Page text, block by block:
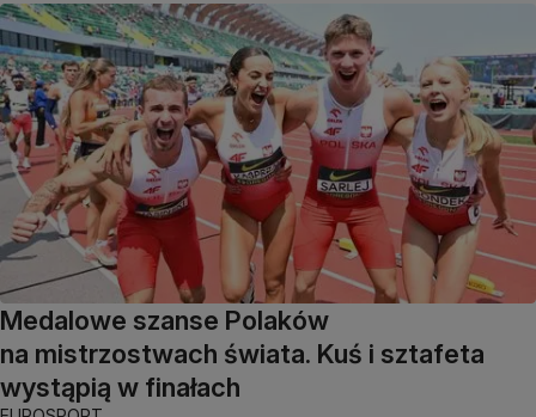
Medalowe szanse Polaków
na mistrzostwach świata. Kuś i sztafeta
wystąpią w finałach